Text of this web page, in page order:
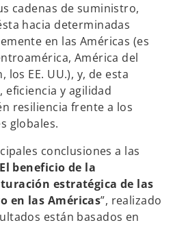
cadenas de suministro,
hacia determinadas
en las Américas (es
América del
los EE. UU.), y, de esta
y agilidad
resiliencia frente a los
globales.
conclusiones a las
El beneficio de la
estratégica de las
en las Américas”, realizado
están basados en